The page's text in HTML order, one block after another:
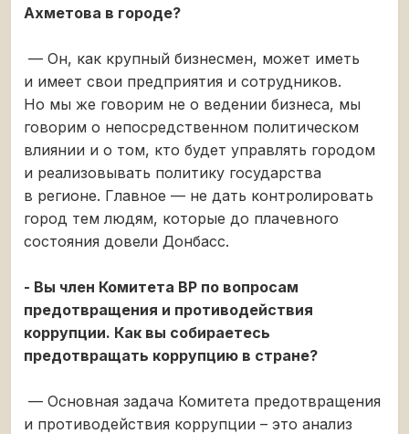
Ахметова в городе?
— Он, как крупный бизнесмен, может иметь
и имеет свои предприятия и сотрудников.
Но мы же говорим не о ведении бизнеса, мы
говорим о непосредственном политическом
влиянии и о том, кто будет управлять городом
и реализовывать политику государства
в регионе. Главное — не дать контролировать
город тем людям, которые до плачевного
состояния довели Донбасс.
- Вы член Комитета ВР по вопросам
предотвращения и противодействия
коррупции. Как вы собираетесь
предотвращать коррупцию в стране?
— Основная задача Комитета предотвращения
и противодействия коррупции – это анализ